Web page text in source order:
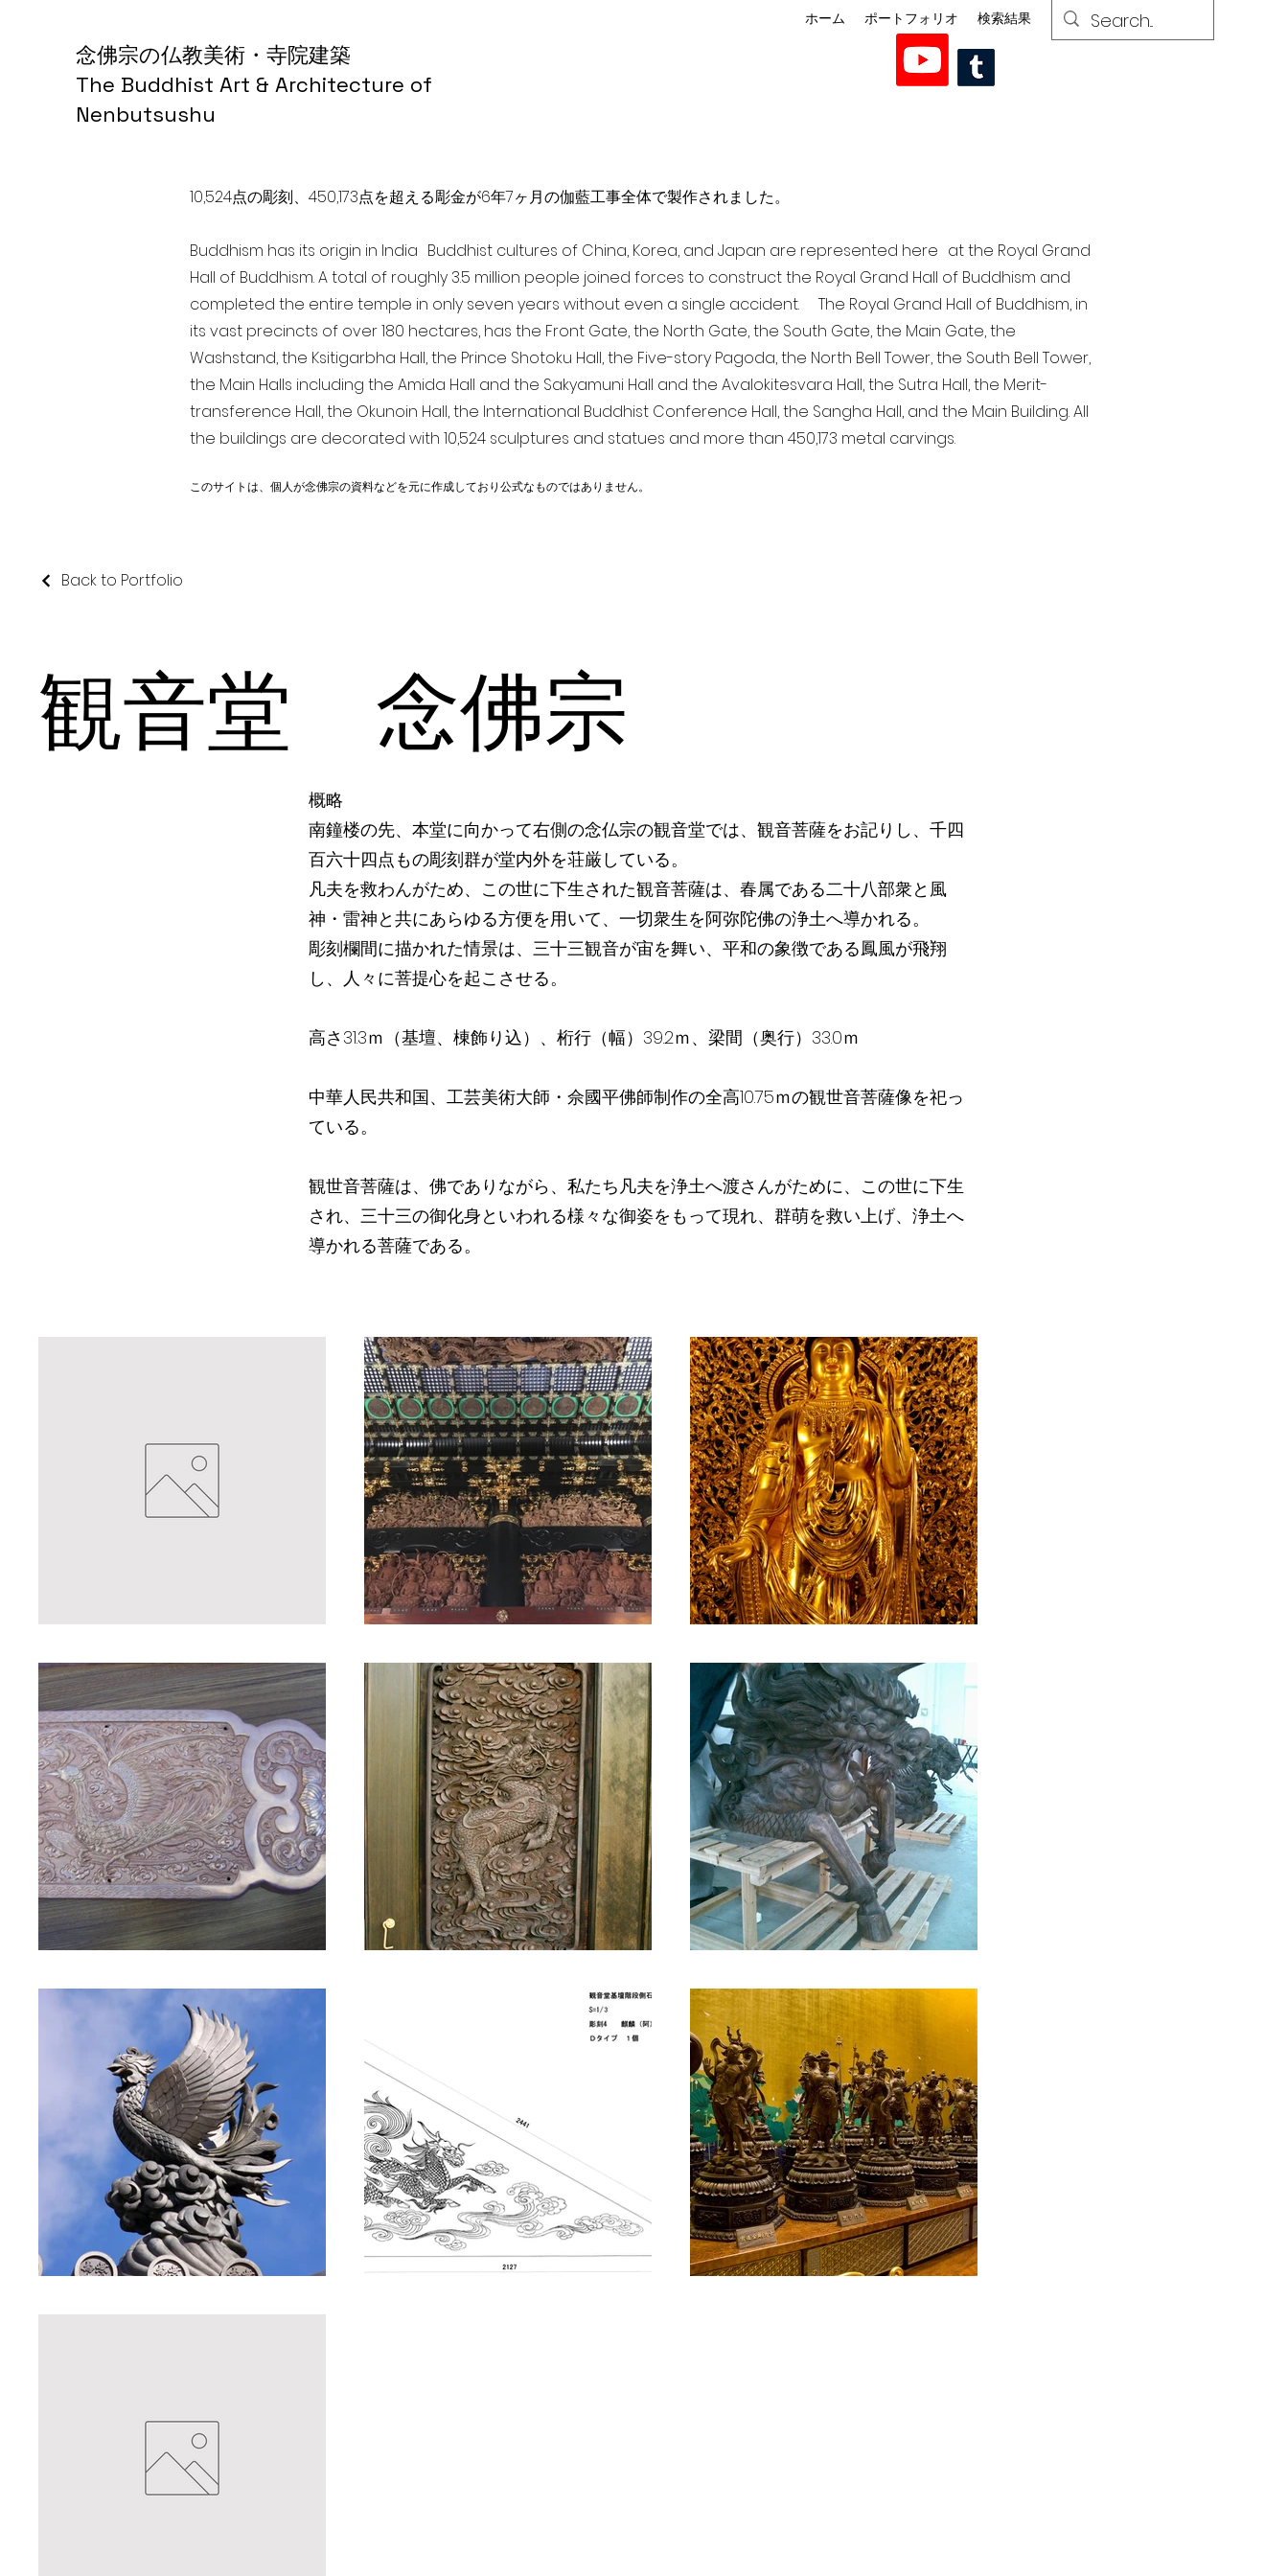
念佛宗の仏教美術・寺院建築
The Buddhist Art & Architecture of
Nenbutsushu
ホーム ポートフォリオ 検索結果
10,524点の彫刻、450,173点を超える彫金が6年7ヶ月の伽藍工事全体で製作されました。
Buddhism has its origin in India Buddhist cultures of China, Korea, and Japan are represented here at the Royal Grand
Hall of Buddhism. A total of roughly 3.5 million people joined forces to construct the Royal Grand Hall of Buddhism and
completed the entire temple in only seven years without even a single accident. The Royal Grand Hall of Buddhism, in
its vast precincts of over 180 hectares, has the Front Gate, the North Gate, the South Gate, the Main Gate, the
Washstand, the Ksitigarbha Hall, the Prince Shotoku Hall, the Five-story Pagoda, the North Bell Tower, the South Bell Tower,
the Main Halls including the Amida Hall and the Sakyamuni Hall and the Avalokitesvara Hall, the Sutra Hall, the Merit-
transference Hall, the Okunoin Hall, the International Buddhist Conference Hall, the Sangha Hall, and the Main Building. All
the buildings are decorated with 10,524 sculptures and statues and more than 450,173 metal carvings.
このサイトは、個人が念佛宗の資料などを元に作成しており公式なものではありません。
Back to Portfolio
観音堂 念佛宗
概略
南鐘楼の先、本堂に向かって右側の念仏宗の観音堂では、観音菩薩をお記りし、千四
百六十四点もの彫刻群が堂内外を荘厳している。
凡夫を救わんがため、この世に下生された観音菩薩は、春属である二十八部衆と風
神・雷神と共にあらゆる方便を用いて、一切衆生を阿弥陀佛の浄土へ導かれる。
彫刻欄間に描かれた情景は、三十三観音が宙を舞い、平和の象徴である鳳風が飛翔
し、人々に菩提心を起こさせる。
高さ31.3ｍ（基壇、棟飾り込）、桁行（幅）39.2ｍ、梁間（奥行）33.0ｍ
中華人民共和国、工芸美術大師・佘國平佛師制作の全高10.75ｍの観世音菩薩像を祀っ
ている。
観世音菩薩は、佛でありながら、私たち凡夫を浄土へ渡さんがために、この世に下生
され、三十三の御化身といわれる様々な御姿をもって現れ、群萌を救い上げ、浄土へ
導かれる菩薩である。